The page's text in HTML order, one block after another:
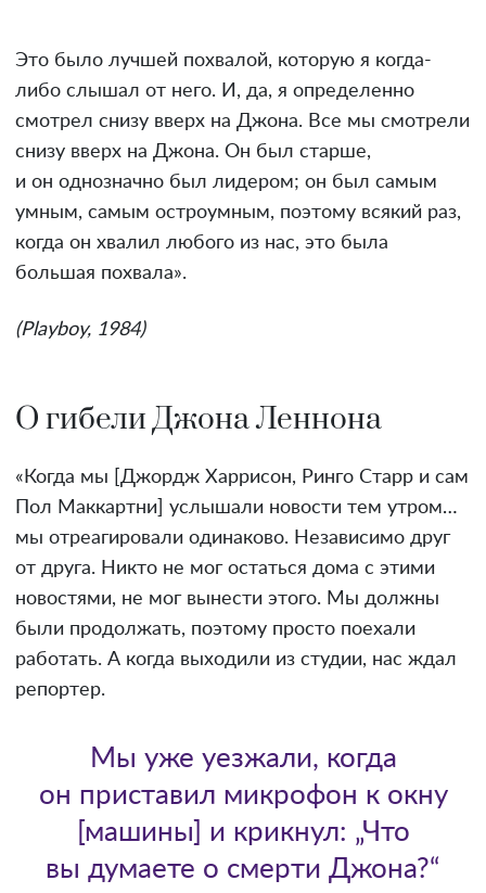
Это было лучшей похвалой, которую я когда-
либо слышал от него. И, да, я определенно
смотрел снизу вверх на Джона. Все мы смотрели
снизу вверх на Джона. Он был старше,
и он однозначно был лидером; он был самым
умным, самым остроумным, поэтому всякий раз,
когда он хвалил любого из нас, это была
большая похвала».
(Playboy, 1984)
О гибели Джона Леннона
«Когда мы [Джордж Харрисон, Ринго Старр и сам
Пол Маккартни] услышали новости тем утром…
мы отреагировали одинаково. Независимо друг
от друга. Никто не мог остаться дома с этими
новостями, не мог вынести этого. Мы должны
были продолжать, поэтому просто поехали
работать. А когда выходили из студии, нас ждал
репортер.
Мы уже уезжали, когда
он приставил микрофон к окну
[машины] и крикнул: „Что
вы думаете о смерти Джона?“